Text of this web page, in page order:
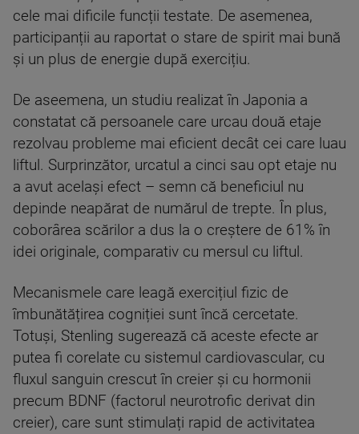
cele mai dificile funcții testate. De asemenea,
participanții au raportat o stare de spirit mai bună
și un plus de energie după exercițiu.
De aseemena, un studiu realizat în Japonia a
constatat că persoanele care urcau două etaje
rezolvau probleme mai eficient decât cei care luau
liftul. Surprinzător, urcatul a cinci sau opt etaje nu
a avut același efect – semn că beneficiul nu
depinde neapărat de numărul de trepte. În plus,
coborârea scărilor a dus la o creștere de 61% în
idei originale, comparativ cu mersul cu liftul.
Mecanismele care leagă exercițiul fizic de
îmbunătățirea cogniției sunt încă cercetate.
Totuși, Stenling sugerează că aceste efecte ar
putea fi corelate cu sistemul cardiovascular, cu
fluxul sanguin crescut în creier și cu hormonii
precum BDNF (factorul neurotrofic derivat din
creier), care sunt stimulați rapid de activitatea